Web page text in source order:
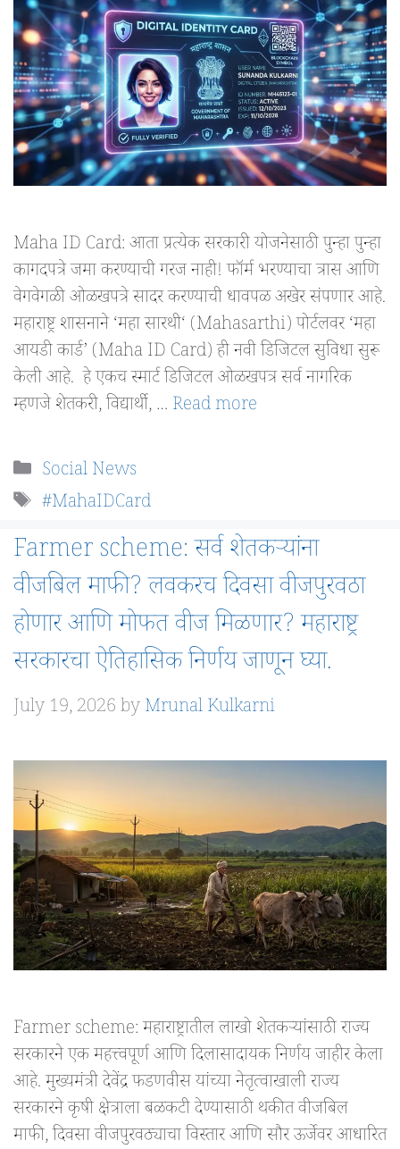
Maha ID Card: आता प्रत्येक सरकारी योजनेसाठी पुन्हा पुन्हा
कागदपत्रे जमा करण्याची गरज नाही! फॉर्म भरण्याचा त्रास आणि
वेगवेगळी ओळखपत्रे सादर करण्याची धावपळ अखेर संपणार आहे.
महाराष्ट्र शासनाने ‘महा सारथी‘ (Mahasarthi) पोर्टलवर ‘महा
आयडी कार्ड’ (Maha ID Card) ही नवी डिजिटल सुविधा सुरू
केली आहे. हे एकच स्मार्ट डिजिटल ओळखपत्र सर्व नागरिक
म्हणजे शेतकरी, विद्यार्थी, … Read more
Categories
Social News
Tags
#MahaIDCard
Farmer scheme: सर्व शेतकऱ्यांना
वीजबिल माफी? लवकरच दिवसा वीजपुरवठा
होणार आणि मोफत वीज मिळणार? महाराष्ट्र
सरकारचा ऐतिहासिक निर्णय जाणून घ्या.
July 19, 2026byMrunal Kulkarni
Farmer scheme: महाराष्ट्रातील लाखो शेतकऱ्यांसाठी राज्य
सरकारने एक महत्त्वपूर्ण आणि दिलासादायक निर्णय जाहीर केला
आहे. मुख्यमंत्री देवेंद्र फडणवीस यांच्या नेतृत्वाखाली राज्य
सरकारने कृषी क्षेत्राला बळकटी देण्यासाठी थकीत वीजबिल
माफी, दिवसा वीजपुरवठ्याचा विस्तार आणि सौर ऊर्जेवर आधारित